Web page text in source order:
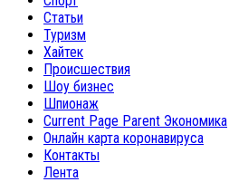
Статьи
Туризм
Хайтек
Происшествия
Шоу бизнес
Шпионаж
Current Page Parent Экономика
Онлайн карта коронавируса
Контакты
Лента